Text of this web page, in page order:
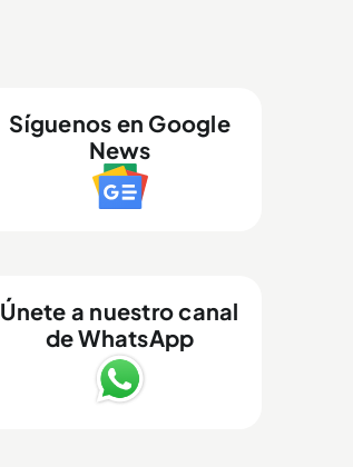
Síguenos en Google
News
Únete a nuestro canal
de WhatsApp